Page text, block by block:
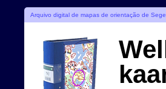
Arquivo digital de mapas de orientação de